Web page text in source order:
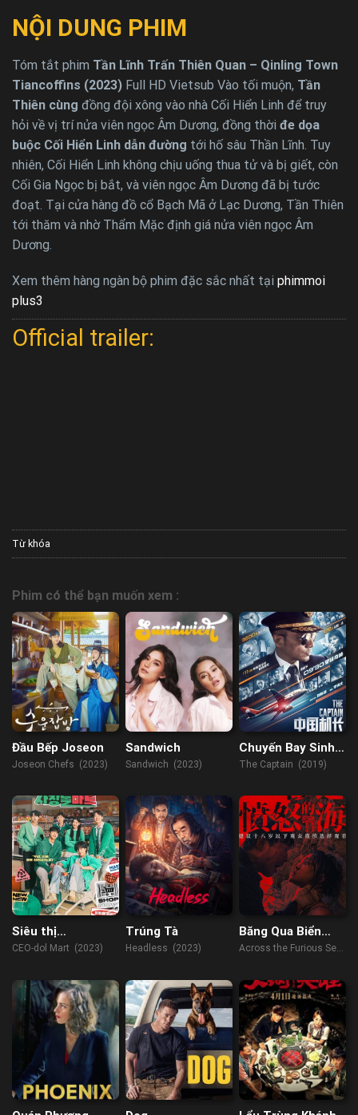
NỘI DUNG PHIM
Tóm tắt phim Tần Lĩnh Trấn Thiên Quan – Qinling Town
Tiancoffins (2023) Full HD Vietsub Vào tối muộn, Tần
Thiên cùng đồng đội xông vào nhà Cối Hiển Linh để truy
hỏi về vị trí nửa viên ngọc Âm Dương, đồng thời đe dọa
buộc Cối Hiển Linh dẫn đường tới hố sâu Thần Lĩnh. Tuy
nhiên, Cối Hiển Linh không chịu uống thua tử và bị giết, còn
Cối Gia Ngọc bị bắt, và viên ngọc Âm Dương đã bị tước
đoạt. Tại cửa hàng đồ cổ Bạch Mã ở Lạc Dương, Tần Thiên
tới thăm và nhờ Thẩm Mặc định giá nửa viên ngọc Âm
Dương.
Xem thêm hàng ngàn bộ phim đặc sắc nhất tại phimmoi
plus3
Official trailer:
Từ khóa
Phim có thể bạn muốn xem :
Đầu Bếp Joseon
Joseon Chefs (2023)
Sandwich
Sandwich (2023)
Chuyến Bay Sinh
Tử
The Captain (2019)
Siêu thị
Sangjangdol
CEO-dol Mart (2023)
Trúng Tà
Headless (2023)
Băng Qua Biển
Giận Dữ
Across the Furious Sea